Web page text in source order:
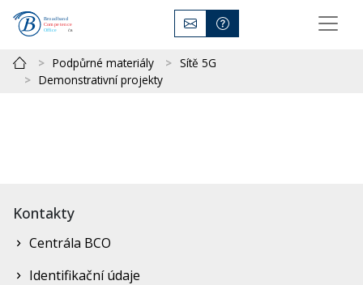
Podpůrné materiály
Sítě 5G
Demonstrativní projekty
Kontakty
Centrála BCO
Identifikační údaje